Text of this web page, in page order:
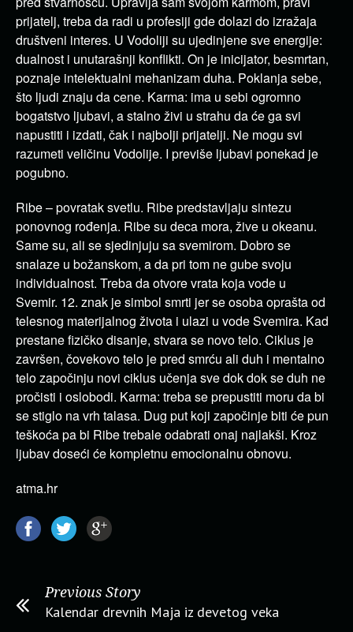
prijatelj, treba da radi u profesiji gde dolazi do izražaja
društveni interes. U Vodoliji su ujedinjene sve energije:
dualnost i unutarašnji konflikti. On je inicijator, besmrtan,
poznaje intelektualni mehanizam duha. Poklanja sebe,
što ljudi znaju da cene. Karma: ima u sebi ogromno
bogatstvo ljubavi, a stalno živi u strahu da će ga svi
napustiti i izdati, čak i najbolji prijatelji. Ne mogu svi
razumeti veličinu Vodolije. I previše ljubavi ponekad je
pogubno.
Ribe – povratak svetlu. Ribe predstavljaju sintezu
ponovnog rođenja. Ribe su deca mora, žive u okeanu.
Same su, ali se sjedinjuju sa svemirom. Dobro se
snalaze u božanskom, a da pri tom ne gube svoju
individualnost. Treba da otvore vrata koja vode u
Svemir. 12. znak je simbol smrti jer se osoba oprašta od
telesnog materijalnog života i ulazi u vode Svemira. Kad
prestane fizičko disanje, stvara se novo telo. Ciklus je
završen, čovekovo telo je pred smrću ali duh i mentalno
telo započinju novi ciklus učenja sve dok dok se duh ne
pročisti i oslobodi. Karma: treba se prepustiti moru da bi
se stiglo na vrh talasa. Dug put koji započinje biti će pun
teškoća pa bi Ribe trebale odabrati onaj najlakši. Kroz
ljubav doseći će kompletnu emocionalnu obnovu.
atma.hr
Previous Story
Kalendar drevnih Maja iz devetog veka